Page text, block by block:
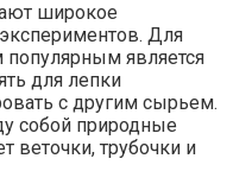
широкое
Для
является
для лепки
с другим сырьем.
собой природные
веточки, трубочки и